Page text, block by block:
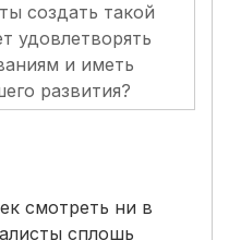
создать такой
удовлетворять
и иметь
развития?
смотреть ни в
сплошь